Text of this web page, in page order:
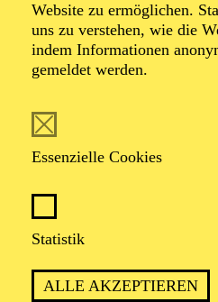
Website zu ermöglichen.
uns zu verstehen, wie die
indem Informationen
gemeldet werden.
Essenzielle Cookies
Statistik
ALLE AKZEPTIEREN
Sena
Tänzerin
Tanzausbildung an der
Danse de Cannes Mougins
angeschlossenen Jeune
„Giselle“, „Die Kunst der